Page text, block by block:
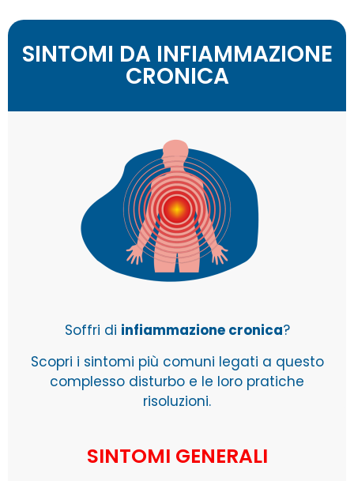
SINTOMI DA INFIAMMAZIONE
CRONICA
Soffri di infiammazione cronica?
Scopri i sintomi più comuni legati a questo
complesso disturbo e le loro pratiche
risoluzioni.
SINTOMI GENERALI